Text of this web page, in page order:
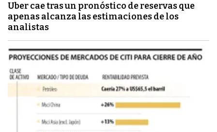
Uber cae tras un pronóstico de reservas que
apenas alcanza las estimaciones de los
analistas